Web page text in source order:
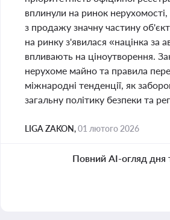
вплинули на ринок
з продажу значну частину
на ринку з'явилася «націнка за
впливають на ціноутворення.
нерухоме майно та правила
міжнародні тенденції, як
загальну політику безпеки та
LIGA ZAKON,01 лютого 2026
Повний AI-огляд дня